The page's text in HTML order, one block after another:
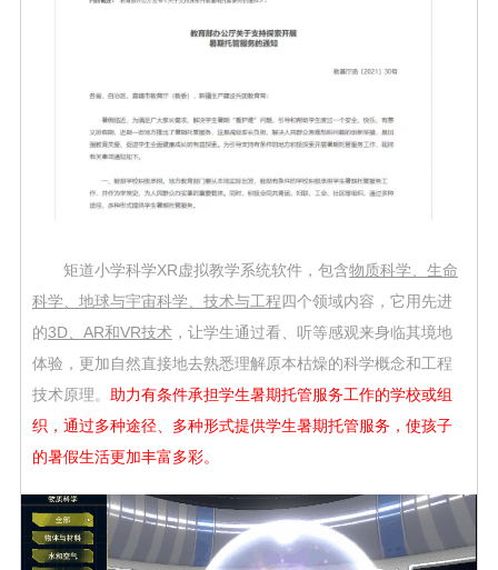
矩道小学科学XR虚拟教学系统软件，包含物质科学、生命
科学、地球与宇宙科学、技术与工程四个领域内容，它用先进
的3D、AR和VR技术，让学生通过看、听等感观来身临其境地
体验，更加自然直接地去熟悉理解原本枯燥的科学概念和工程
技术原理。 助力有条件承担学生暑期托管服务工作的学校或组
织，通过多种途径、多种形式提供学生暑期托管服务，使孩子
的暑假生活更加丰富多彩。